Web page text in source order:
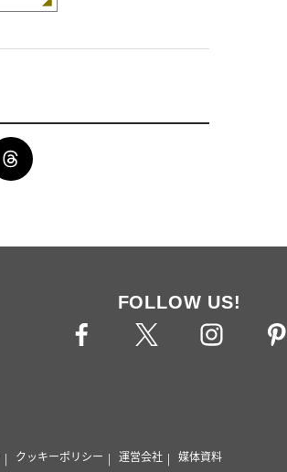
FOLLOW US!
クッキーポリシー 運営会社 媒体資料